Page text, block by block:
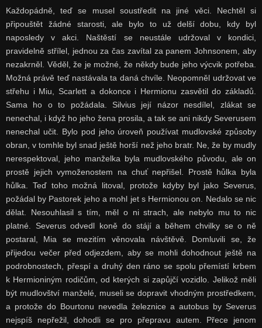
Každopádně, teď se musel soustředit na jiné věci. Nechtěl si
připouštět žádné starosti, ale bylo to už delší dobu, kdy byl
naposledy v akci. Naštěstí se neustále udržoval v kondici,
pravidelně střílel, jednou za čas zavítal za panem Johnsonem, aby
nezakrněl. Věděl, že je možné, že někdy bude jeho výcvik potřeba.
Možná právě teď nastávala ta daná chvíle. Neopomněl udržovat ve
střehu i Miu, Scarlett a dokonce i Hermionu zasvětil do základů.
Sama ho o to požádala. Silvius její názor nesdílel, zlákat se
nenechal, i když ho jeho žena prosila, a tak se ani nikdy Severusem
nenechal učit. Bylo pod jeho úroveň používat mudlovské způsoby
obran, v tomhle byl snad ještě horší než jeho bratr. Ne, že by mudly
nerespektoval, jeho manželka byla mudlovského původu, ale on
prostě jejich vymoženostem na chuť nepřišel. Prostě hůlka byla
hůlka. Teď toho možná litoval, protože kdyby byl jako Severus,
požádal by Pastorek jeho a mohl jet s Hermionou on. Nedalo se nic
dělat. Nesouhlasil s tím, měl o ni strach, ale nebylo mu to nic
platné. Severus odvedl koně do stájí a během chvilky se o ně
postaral, Mia se mezitím věnovala návštěvě. Domluvili se, že
přijedou večer před odjezdem, aby se mohli dohodnout ještě na
podrobnostech, přespí a druhý den ráno se spolu přemístí krbem
k Hermioniným rodičům, od kterých si zapůjčí vozidlo. Jelikož měli
být mudlovštví manželé, museli se dopravit vhodným prostředkem,
a protože do Bourtonu nevedla železnice a autobus by Severus
nejspíš nepřežil, dohodli se pro přepravu autem. Přece jenom